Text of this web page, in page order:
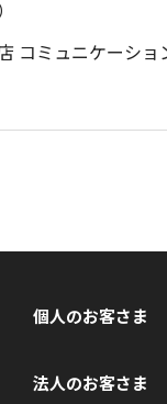
コミュニケーショ
個人のお客さま
法人のお客さま